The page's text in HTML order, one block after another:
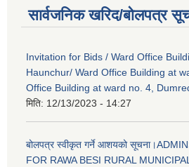
सार्वजनिक खरिद/बोलपत्र
Invitation for Bids / Ward Office
Haunchur/ Ward Office Building at
Office Building at ward no. 4,
मिति: 12/13/2023 - 14:27
बोलपत्र स्वीकृत गर्ने आशयको
FOR RAWA BESI RURAL